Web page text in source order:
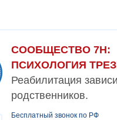
СООБЩЕСТВО 7Н:
ПСИХОЛОГИЯ
Реабилитация
родственников.
Бесплатный звонок по РФ